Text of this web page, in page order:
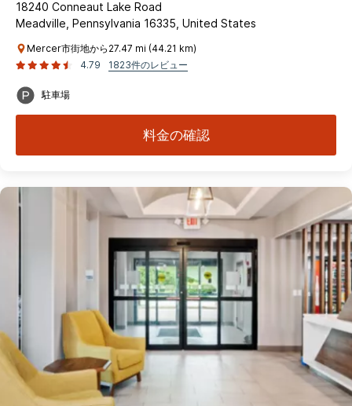
18240 Conneaut Lake Road
Meadville, Pennsylvania 16335, United States
Mercer市街地から27.47 mi (44.21 km)
4.79
1823件のレビュー
駐車場
料金の確認